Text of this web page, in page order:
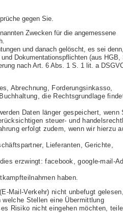
gegen Sie.
Zwecken für die angemessene
und danach gelöscht, es sei
Dokumentationspflichten (aus HGB,
nach Art. 6 Abs. 1 S. 1 lit. a
Abrechnung, Forderungsinkasso,
die Rechtsgrundlage
Daten länger gespeichert, wenn
steuer- und
erfolgt zudem, wenn wir hierzu
Lieferanten, Gerichte,
erzwingt: facebook, google-mail-
haben.
Mail-Verkehr) nicht unbefugt gelesen,
Stellen eine Übermittlung
Risiko nicht eingehen möchten,